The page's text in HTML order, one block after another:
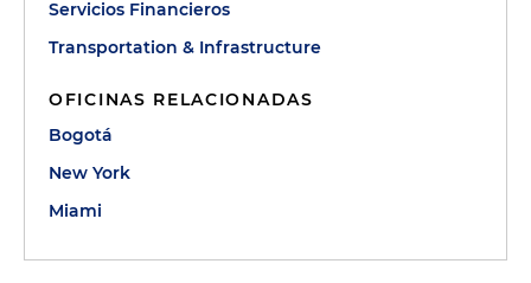
Servicios Financieros
Transportation & Infrastructure
OFICINAS RELACIONADAS
Bogotá
New York
Miami